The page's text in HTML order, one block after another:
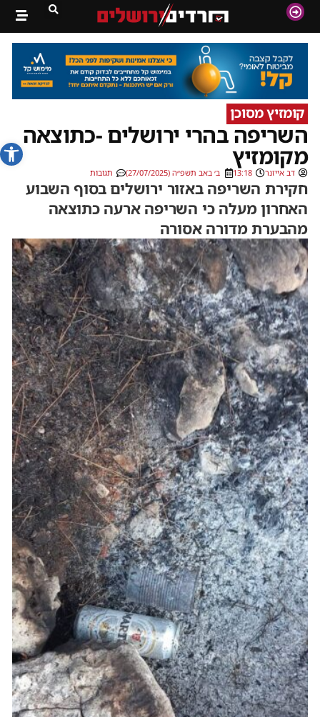
פתח
קומזיץ מסוכן
השריפה בהרי ירושלים -כתוצאה
מקומזיץ
דב אייזנר 13:18 ב׳ באב תשפ״ה (27/07/2025) תגובות
חקירת השריפה באזור ירושלים בסוף השבוע
האחרון מעלה כי השריפה ארעה כתוצאה
מהבערת מדורה אסורה